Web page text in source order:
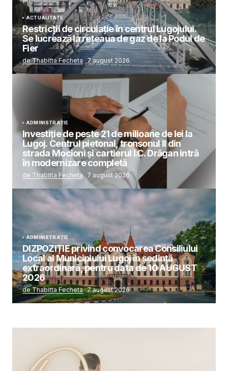
ACTUALITATE
Restricții de circulație în centrul Lugojului.
Se lucrează la rețeaua de gaz de la Podul de
Fier
de Thabitta Fecheta 7 august 2026
ADMINISTRAȚIE
Investiție de peste 21 de milioane de lei la
Lugoj. Centrul pietonal, tronsonul II din
strada Mocioni și cartierul I.C. Drăgan intră
în modernizare completă
de Thabitta Fecheta 7 august 2026
ADMINISTRAȚIE
DIZPOZIȚIE privind convocarea Consiliului
Local al Municipiului Lugoj în şedinţă
extraordinară, pentru data de 10 AUGUST
2026
de Thabitta Fecheta 7 august 2026